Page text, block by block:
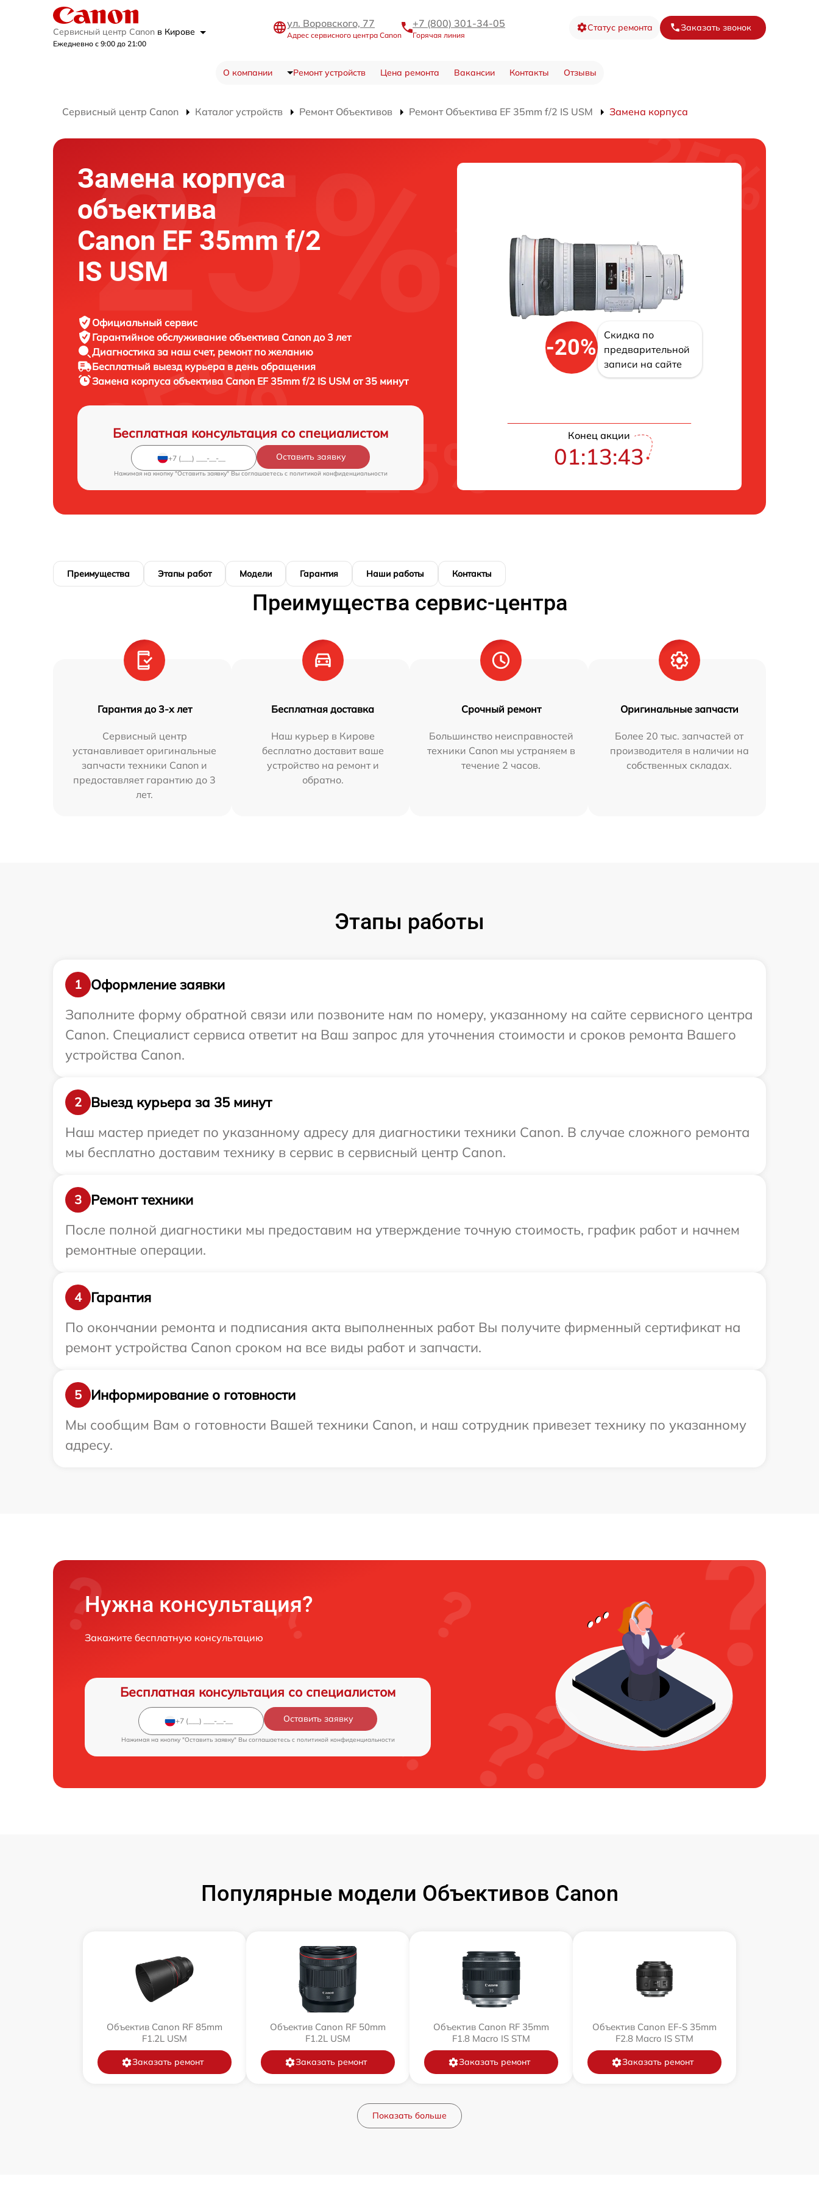
Сервисный центр Canon в Кирове
Ежедневно с 9:00 до 21:00
ул. Воровского, 77
Адрес сервисного центра Canon
+7 (800) 301-34-05
Горячая линия
Статус ремонта Заказать звонок
О компании Ремонт устройств Цена ремонта Вакансии Контакты Отзывы
Сервисный центр Canon Каталог устройств Ремонт Объективов Ремонт Объектива EF 35mm f/2 IS USM Замена корпуса
Замена корпуса
объектива
Canon EF 35mm f/2
IS USM
Официальный сервис
Гарантийное обслуживание объектива Canon до 3 лет
Диагностика за наш счет, ремонт по желанию
Бесплатный выезд курьера в день обращения
Замена корпуса объектива Canon EF 35mm f/2 IS USM от 35 минут
Бесплатная консультация со специалистом
Оставить заявку
Нажимая на кнопку "Оставить заявку" Вы соглашаетесь c политикой конфиденциальности
-20%
Скидка по
предварительной
записи на сайте
Конец акции
01:13:42
Преимущества Этапы работ Модели Гарантия Наши работы Контакты
Преимущества сервис-центра
Гарантия до 3-х лет
Сервисный центр
устанавливает оригинальные
запчасти техники Canon и
предоставляет гарантию до 3
лет.
Бесплатная доставка
Наш курьер в Кирове
бесплатно доставит ваше
устройство на ремонт и
обратно.
Срочный ремонт
Большинство неисправностей
техники Canon мы устраняем в
течение 2 часов.
Оригинальные запчасти
Более 20 тыс. запчастей от
производителя в наличии на
собственных складах.
Этапы работы
1
Оформление заявки
Заполните форму обратной связи или позвоните нам по номеру, указанному на сайте сервисного центра
Canon. Специалист сервиса ответит на Ваш запрос для уточнения стоимости и сроков ремонта Вашего
устройства Canon.
2
Выезд курьера за 35 минут
Наш мастер приедет по указанному адресу для диагностики техники Canon. В случае сложного ремонта
мы бесплатно доставим технику в сервис в сервисный центр Canon.
3
Ремонт техники
После полной диагностики мы предоставим на утверждение точную стоимость, график работ и начнем
ремонтные операции.
4
Гарантия
По окончании ремонта и подписания акта выполненных работ Вы получите фирменный сертификат на
ремонт устройства Canon сроком на все виды работ и запчасти.
5
Информирование о готовности
Мы сообщим Вам о готовности Вашей техники Canon, и наш сотрудник привезет технику по указанному
адресу.
Нужна консультация?
Закажите бесплатную консультацию
Бесплатная консультация со специалистом
Оставить заявку
Нажимая на кнопку "Оставить заявку" Вы соглашаетесь c политикой конфиденциальности
Популярные модели Объективов Canon
Объектив Canon RF 85mm
F1.2L USM
Заказать ремонт
Объектив Canon RF 50mm
F1.2L USM
Заказать ремонт
Объектив Canon RF 35mm
F1.8 Macro IS STM
Заказать ремонт
Объектив Canon EF-S 35mm
F2.8 Macro IS STM
Заказать ремонт
Показать больше